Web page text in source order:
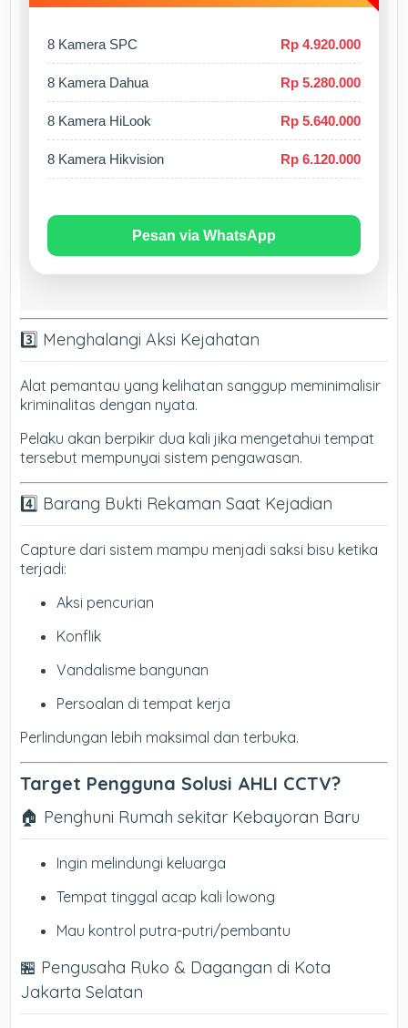
8 Kamera SPC Rp 4.920.000
8 Kamera Dahua Rp 5.280.000
8 Kamera HiLook Rp 5.640.000
8 Kamera Hikvision Rp 6.120.000
Pesan via WhatsApp
3️⃣ Menghalangi Aksi Kejahatan
Alat pemantau yang kelihatan sanggup meminimalisir
kriminalitas dengan nyata.
Pelaku akan berpikir dua kali jika mengetahui tempat
tersebut mempunyai sistem pengawasan.
4️⃣ Barang Bukti Rekaman Saat Kejadian
Capture dari sistem mampu menjadi saksi bisu ketika
terjadi:
Aksi pencurian
Konflik
Vandalisme bangunan
Persoalan di tempat kerja
Perlindungan lebih maksimal dan terbuka.
Target Pengguna Solusi AHLI CCTV?
🏠 Penghuni Rumah sekitar Kebayoran Baru
Ingin melindungi keluarga
Tempat tinggal acap kali lowong
Mau kontrol putra-putri/pembantu
🏪 Pengusaha Ruko & Dagangan di Kota
Jakarta Selatan